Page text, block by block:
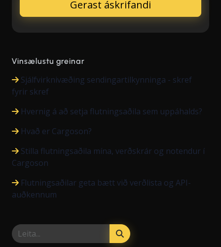
Vinsælustu greinar
Sjálfvirknivæðing sendingartilkynninga - skref
fyrir skref
Hvernig á að setja flutningsaðila sem uppáhalds?
Hvað er Cargoson?
Stilla flutningsaðila mína, verðskrár og notendur í
Cargoson
Flutningsaðilar geta bætt við verðlista og API-
auðkennum